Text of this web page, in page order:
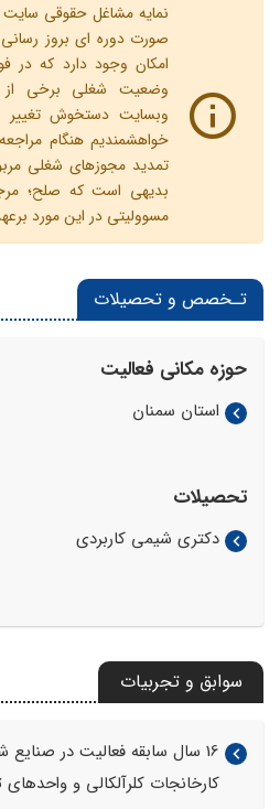
نمایه مشاغل حقوقی
صورت دوره ای بروز
امکان وجود دارد که در
وضعیت شغلی برخی
وبسایت دستخوش تغییر
خواهشمندیم هنگام
تمدید مجوزهای شغلی
بدیهی است که صلح؛
مسوولیتی در این مورد
تـخصص و تحصیلات
حوزه مکانی فعالیت
استان سمنان
تحصیلات
دکتری شیمی کاربردی
سوابق و تجربیات
16 سال سابقه فعالیت در
کارخانجات کلرآلکالی و